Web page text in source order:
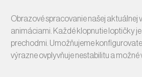
Obrazové spracovanie našej aktuálnej
animáciami. Každé klopnutie loptičky
prechodmi. Umožňujeme
výrazne ovplyvňuje nestabilitu a možné